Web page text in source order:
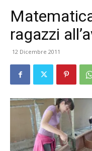
ragazzi
12 Dicembre 2011